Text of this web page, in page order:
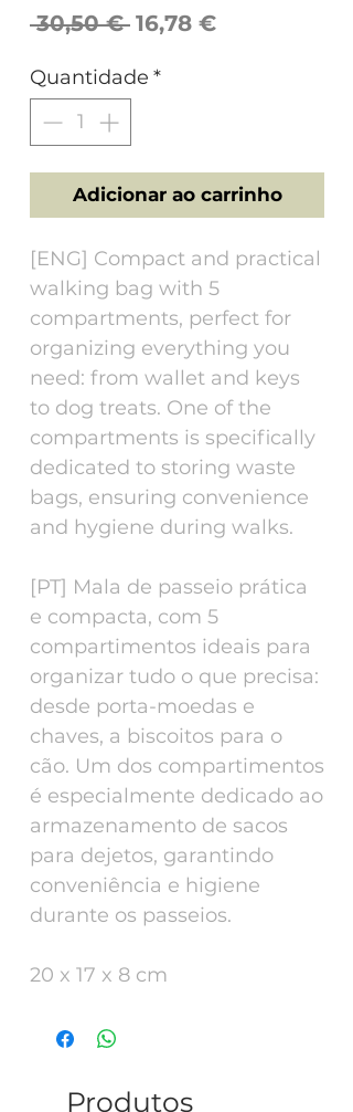
30,50 € Preço
16,78 €Preço
Quantidade *
Adicionar ao carrinho
[ENG] Compact and practical
walking bag with 5
compartments, perfect for
organizing everything you
need: from wallet and keys
to dog treats. One of the
compartments is specifically
dedicated to storing waste
bags, ensuring convenience
and hygiene during walks.
[PT] Mala de passeio prática
e compacta, com 5
compartimentos ideais para
organizar tudo o que precisa:
desde porta-moedas e
chaves, a biscoitos para o
cão. Um dos compartimentos
é especialmente dedicado ao
armazenamento de sacos
para dejetos, garantindo
conveniência e higiene
durante os passeios.
20 x 17 x 8 cm
Produtos